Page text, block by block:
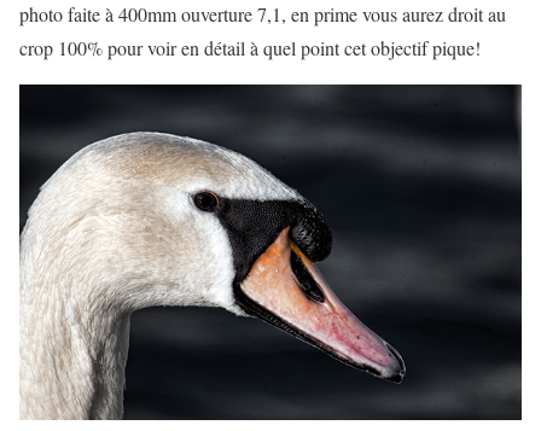
photo faite à 400mm ouverture 7,1, en prime vous aurez droit au
crop 100% pour voir en détail à quel point cet objectif pique!